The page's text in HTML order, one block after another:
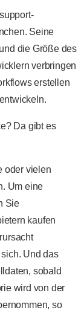
Seine
die Größe des
verbringen
erstellen
Da gibt es
oder vielen
Um eine
Sie
kaufen
Und das
sobald
wird von der
so